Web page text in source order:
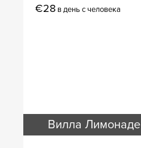
€28 в день с человека
Вилла Лимонаде